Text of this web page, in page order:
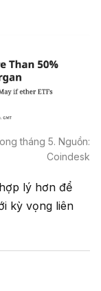
tháng 5. Nguồn:
Coindesk
lý hơn để
kỳ vọng liên